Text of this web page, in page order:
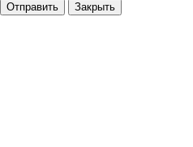
Отправить Закрыть